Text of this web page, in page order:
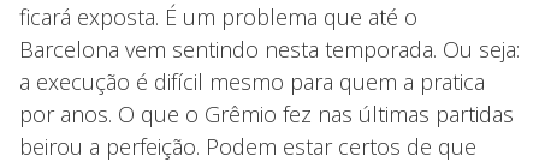
ficará exposta. É um problema que até o
Barcelona vem sentindo nesta temporada. Ou seja:
a execução é difícil mesmo para quem a pratica
por anos. O que o Grêmio fez nas últimas partidas
beirou a perfeição. Podem estar certos de que